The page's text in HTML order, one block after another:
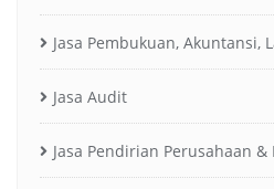
Jasa Pembukuan, Akuntansi,
Jasa Audit
Jasa Pendirian Perusahaan